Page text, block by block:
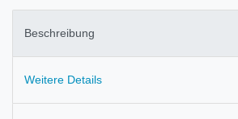
Beschreibung
Weitere Details